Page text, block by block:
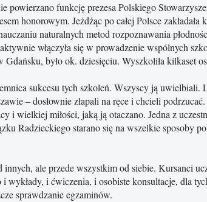
funkcję prezesa Polskiego
honorowym. Jeżdżąc po całej Polsce
naturalnych metod rozpoznawania
włączyła się w prowadzenie wspólnych
było ok. dziesięciu. Wyszkoliła kilkaset
sukcesu tych szkoleń. Wszyscy ją uwielbiali.
– dosłownie złapali na ręce i chcieli podrzucać.
i wielkiej miłości, jaką ją otaczano. Jedna z
Radzieckiego starano się na wszelkie sposoby
ale przede wszystkim od siebie. Kursanci
wykłady, i ćwiczenia, i osobiste konsultacje, dla
sprawdzanie egzaminów.